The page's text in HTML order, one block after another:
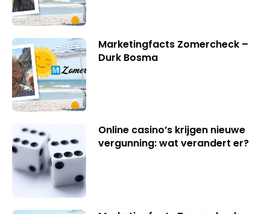
Marketingfacts Zomercheck –
Durk Bosma
Online casino’s krijgen nieuwe
vergunning: wat verandert er?